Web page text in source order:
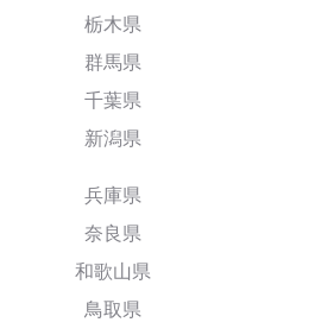
栃木県
群馬県
千葉県
新潟県
兵庫県
奈良県
和歌山県
鳥取県